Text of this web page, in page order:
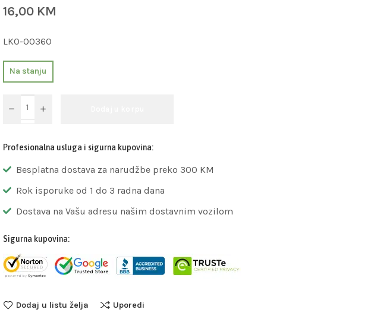
16,00 KM
LKO-00360
Na stanju
Profesionalna usluga i sigurna kupovina:
Besplatna dostava za narudžbe preko 300 KM
Rok isporuke od 1 do 3 radna dana
Dostava na Vašu adresu našim dostavnim vozilom
Sigurna kupovina:
Dodaj u listu želja Uporedi